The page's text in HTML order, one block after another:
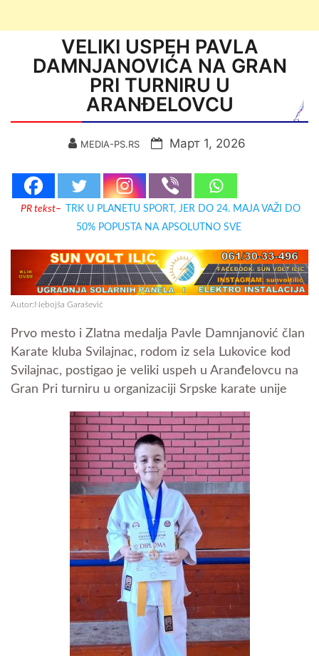
VELIKI USPEH PAVLA
DAMNJANOVIĆA NA GRAN
PRI TURNIRU U
ARANĐELOVCU
MEDIA-PS.RS Март 1, 2026
PR tekst–
TRK U PLANETU SPORT, JER DO 24. MAJA VAŽI DO
50% POPUSTA NA APSOLUTNO SVE
Autor:Nebojša Garašević
Prvo mesto i Zlatna medalja Pavle Damnjanović član
Karate kluba Svilajnac, rodom iz sela Lukovice kod
Svilajnac, postigao je veliki uspeh u Aranđelovcu na
Gran Pri turniru u organizaciji Srpske karate unije